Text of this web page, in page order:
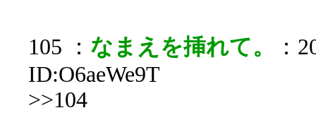
105 ： なまえを挿れて。
：
ID:O6aeWe9T
>>104